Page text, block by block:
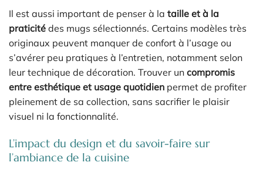
Il est aussi important de penser à la taille et à la
praticité des mugs sélectionnés. Certains modèles très
originaux peuvent manquer de confort à l’usage ou
s’avérer peu pratiques à l’entretien, notamment selon
leur technique de décoration. Trouver un compromis
entre esthétique et usage quotidien permet de profiter
pleinement de sa collection, sans sacrifier le plaisir
visuel ni la fonctionnalité.
L’impact du design et du savoir-faire sur
l’ambiance de la cuisine